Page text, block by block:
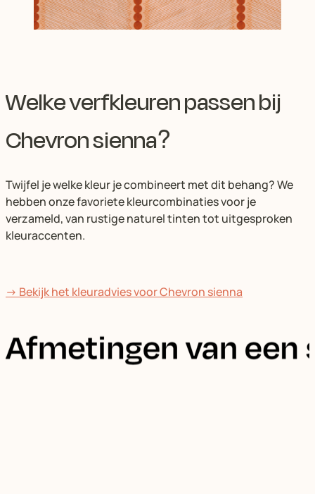
Welke verfkleuren passen bij
Chevron sienna?
Twijfel je welke kleur je combineert met dit behang? We
hebben onze favoriete kleurcombinaties voor je
verzameld, van rustige naturel tinten tot uitgesproken
kleuraccenten.
→ Bekijk het kleuradvies voor Chevron sienna